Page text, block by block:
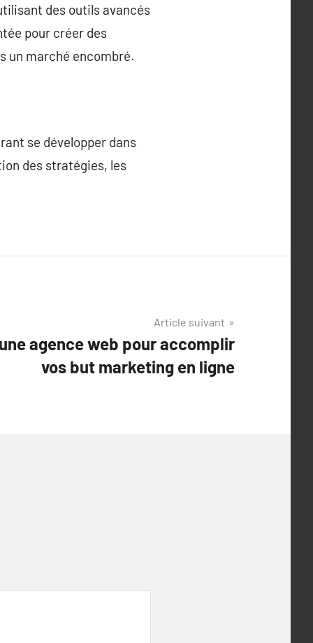
des outils avancés
pour créer des
un marché encombré.
se développer dans
des stratégies, les
Article suivant
agence web pour accomplir
vos but marketing en ligne